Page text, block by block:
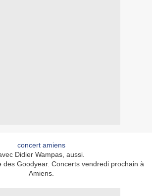
Didier Wampas, aussi.
des Goodyear. Concerts vendredi prochain à
Amiens.